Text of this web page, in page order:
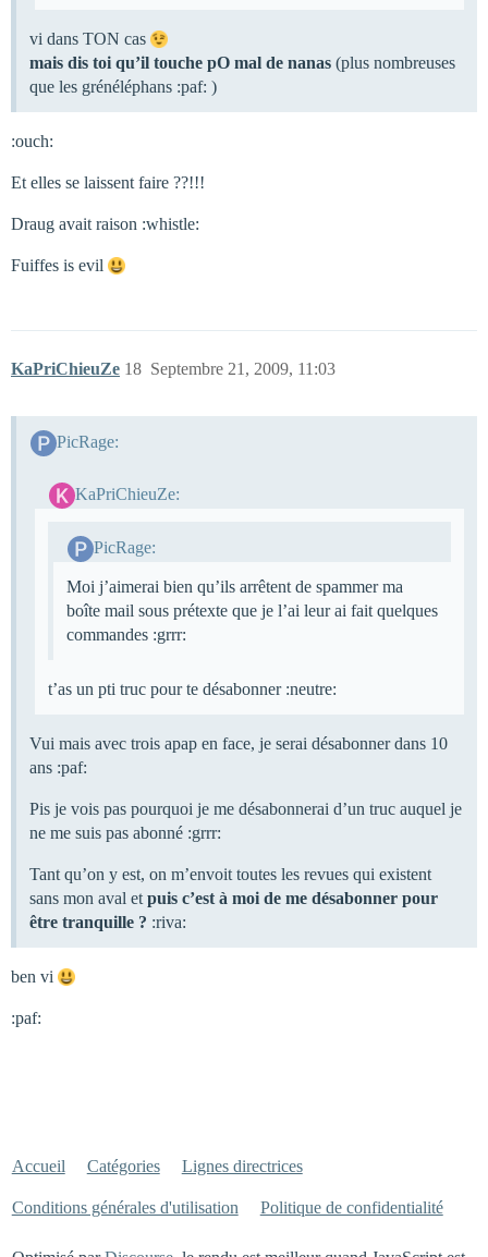
vi dans TON cas
mais dis toi qu’il touche pO mal de nanas (plus nombreuses
que les grénéléphans :paf: )
:ouch:
Et elles se laissent faire ??!!!
Draug avait raison :whistle:
Fuiffes is evil
KaPriChieuZe Septembre 21, 2009, 11:03
18
PicRage:
KaPriChieuZe:
PicRage:
Moi j’aimerai bien qu’ils arrêtent de spammer ma
boîte mail sous prétexte que je l’ai leur ai fait quelques
commandes :grrr:
t’as un pti truc pour te désabonner :neutre:
Vui mais avec trois apap en face, je serai désabonner dans 10
ans :paf:
Pis je vois pas pourquoi je me désabonnerai d’un truc auquel je
ne me suis pas abonné :grrr:
Tant qu’on y est, on m’envoit toutes les revues qui existent
sans mon aval et puis c’est à moi de me désabonner pour
être tranquille ? :riva:
ben vi
:paf:
Accueil Catégories Lignes directrices
Conditions générales d'utilisation Politique de confidentialité